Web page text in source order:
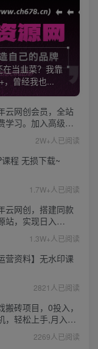
当韭菜？我靠
，曾经我也...
云网创会员，全站
学习。加入高级合
广日入1000+2W+人已阅读
程 无损下载~
1.7W+人已阅读
云网创，搭建同款
站，实现日入
1.3W+人已阅读
营资料】无水印课
2821人已阅读
搬砖项目，0投入，
，轻松上手,月入
不封顶
2269人已阅读